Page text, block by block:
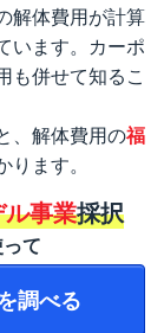
解体費用が計算
います。カーポ
も併せて知るこ
、解体費用の福
ます。
事業採択
て
調べる